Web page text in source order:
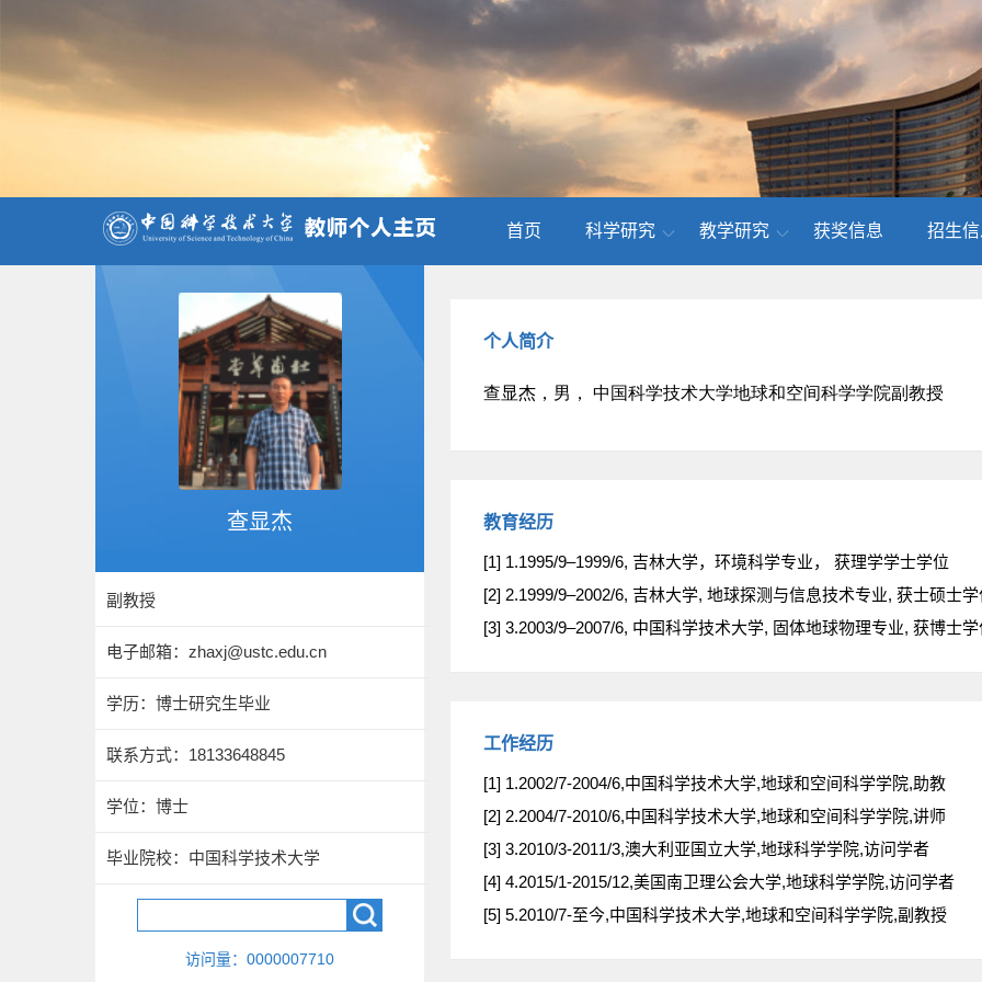
首页 科学研究 教学研究 获奖信息 招生
查显杰
副教授
电子邮箱： zhaxj@ustc.edu.cn
学历：博士研究生毕业
联系方式：18133648845
学位：博士
毕业院校：中国科学技术大学
访问量： 0000007710
个人简介
教育经历
[1] 1.1995/9–1999/6, 吉林大学，环境科学专业， 获理学学士学位
[2] 2.1999/9–2002/6, 吉林大学, 地球探测与信息技术专业, 获士硕士学
[3] 3.2003/9–2007/6, 中国科学技术大学, 固体地球物理专业, 获博士学
工作经历
[1] 1.2002/7-2004/6,中国科学技术大学,地球和空间科学学院,助教
[2] 2.2004/7-2010/6,中国科学技术大学,地球和空间科学学院,讲师
[3] 3.2010/3-2011/3,澳大利亚国立大学,地球科学学院,访问学者
[4] 4.2015/1-2015/12,美国南卫理公会大学,地球科学学院,访问学者
[5] 5.2010/7-至今,中国科学技术大学,地球和空间科学学院,副教授